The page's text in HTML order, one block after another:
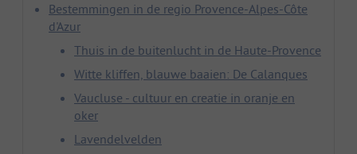
Bestemmingen in de regio Provence-Alpes-Côte
d'Azur
Thuis in de buitenlucht in de Haute-Provence
Witte kliffen, blauwe baaien: De Calanques
Vaucluse - cultuur en creatie in oranje en
oker
Lavendelvelden